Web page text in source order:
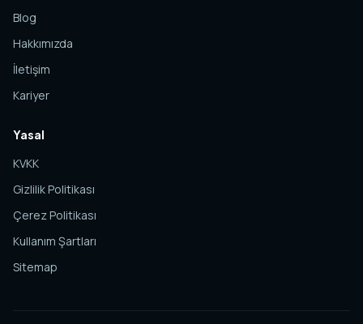
Blog
Hakkımızda
İletişim
Kariyer
Yasal
KVKK
Gizlilik Politikası
Çerez Politikası
Kullanım Şartları
Sitemap